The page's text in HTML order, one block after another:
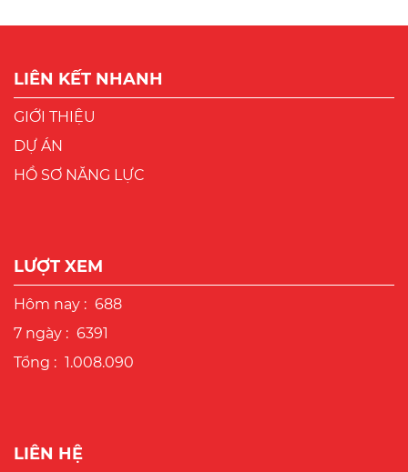
LIÊN KẾT NHANH
GIỚI THIỆU
DỰ ÁN
HỒ SƠ NĂNG LỰC
LƯỢT XEM
Hôm nay : 688
7 ngày : 6391
Tổng : 1.008.090
LIÊN HỆ